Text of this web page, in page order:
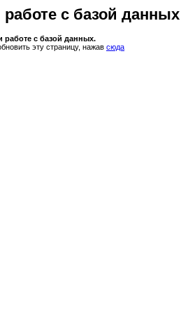
с базой данных
с базой данных.
эту страницу, нажав сюда